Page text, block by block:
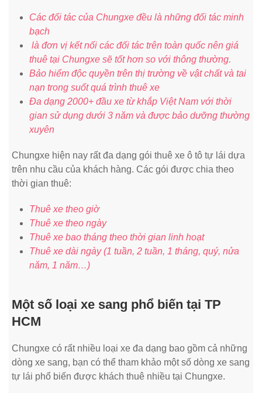
Các đối tác của Chungxe đều là những đối tác minh
bạch
là đơn vị kết nối các đối tác trên toàn quốc nên giá
thuê tại Chungxe sẽ tốt hơn so với thông thường.
Bảo hiểm độc quyền trên thị trường về vật chất và tai
nạn trong suốt quá trình thuê xe
Đa dạng 2000+ đầu xe từ khắp Việt Nam với thời
gian sử dụng dưới 3 năm và được bảo dưỡng thường
xuyên
Chungxe hiện nay rất đa dạng gói thuê xe ô tô tự lái dựa
trên nhu cầu của khách hàng. Các gói được chia theo
thời gian thuê:
Thuê xe theo giờ
Thuê xe theo ngày
Thuê xe bao tháng theo thời gian linh hoạt
Thuê xe dài ngày (1 tuần, 2 tuần, 1 tháng, quý, nửa
năm, 1 năm…)
Một số loại xe sang phổ biến tại TP
HCM
Chungxe có rất nhiều loại xe đa dạng bao gồm cả những
dòng xe sang, bạn có thể tham khảo một số dòng xe sang
tự lái phổ biến được khách thuê nhiều tại Chungxe.